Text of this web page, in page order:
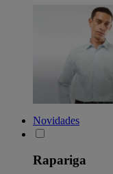
Novidades
Rapariga